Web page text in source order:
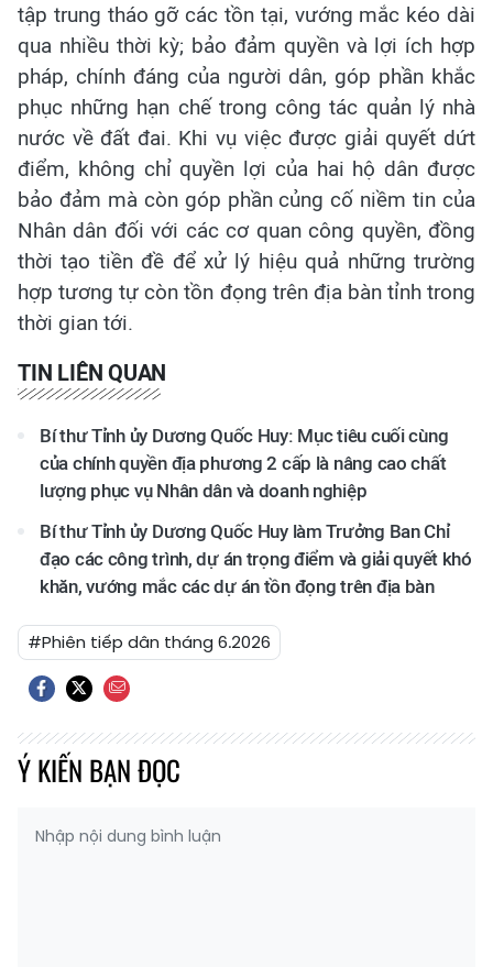
tập trung tháo gỡ các tồn tại, vướng mắc kéo dài
qua nhiều thời kỳ; bảo đảm quyền và lợi ích hợp
pháp, chính đáng của người dân, góp phần khắc
phục những hạn chế trong công tác quản lý nhà
nước về đất đai. Khi vụ việc được giải quyết dứt
điểm, không chỉ quyền lợi của hai hộ dân được
bảo đảm mà còn góp phần củng cố niềm tin của
Nhân dân đối với các cơ quan công quyền, đồng
thời tạo tiền đề để xử lý hiệu quả những trường
hợp tương tự còn tồn đọng trên địa bàn tỉnh trong
thời gian tới.
TIN LIÊN QUAN
Bí thư Tỉnh ủy Dương Quốc Huy: Mục tiêu cuối cùng
của chính quyền địa phương 2 cấp là nâng cao chất
lượng phục vụ Nhân dân và doanh nghiệp
Bí thư Tỉnh ủy Dương Quốc Huy làm Trưởng Ban Chỉ
đạo các công trình, dự án trọng điểm và giải quyết khó
khăn, vướng mắc các dự án tồn đọng trên địa bàn
#Phiên tiếp dân tháng 6.2026
Ý KIẾN BẠN ĐỌC